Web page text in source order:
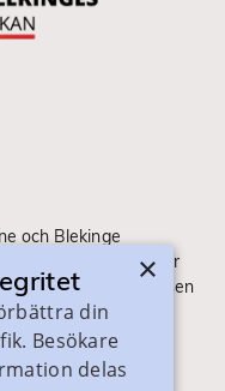
och Blekinge
du vilka utbildningar
går till. Webbplatsen
×
din
Besökare
delas